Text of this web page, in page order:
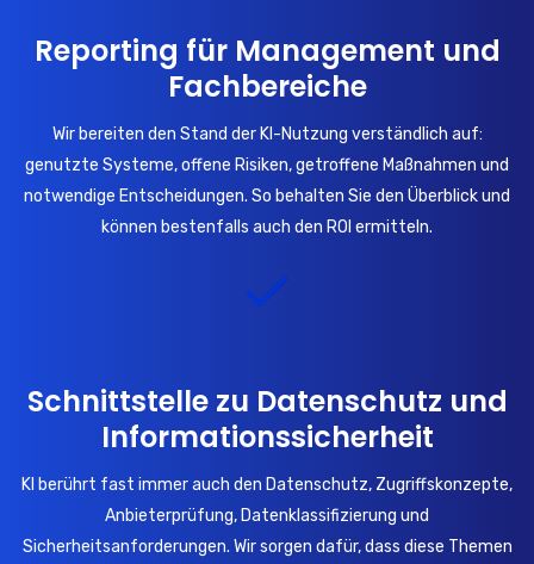
Reporting für Management und
Fachbereiche
Wir bereiten den Stand der KI-Nutzung verständlich auf:
genutzte Systeme, offene Risiken, getroffene Maßnahmen und
notwendige Entscheidungen. So behalten Sie den Überblick und
können bestenfalls auch den ROI ermitteln.
Schnittstelle zu Datenschutz und
Informationssicherheit
KI berührt fast immer auch den Datenschutz, Zugriffskonzepte,
Anbieterprüfung, Datenklassifizierung und
Sicherheitsanforderungen. Wir sorgen dafür, dass diese Themen